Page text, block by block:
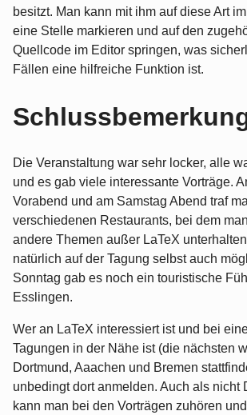
besitzt. Man kann mit ihm auf diese Art
eine Stelle markieren und auf den
Quellcode im Editor springen, was
Fällen eine hilfreiche Funktion ist.
Die Veranstaltung war sehr locker, alle
und es gab viele interessante Vorträge.
Vorabend und am Samstag Abend traf
verschiedenen Restaurants, bei dem
andere Themen außer LaTeX
natürlich auf der Tagung selbst auch
Sonntag gab es noch ein touristische
Esslingen.
Wer an LaTeX interessiert ist und bei
Tagungen in der Nähe ist (die nächsten
Dortmund, Aaachen und Bremen
unbedingt dort anmelden. Auch als nicht
kann man bei den Vorträgen zuhören